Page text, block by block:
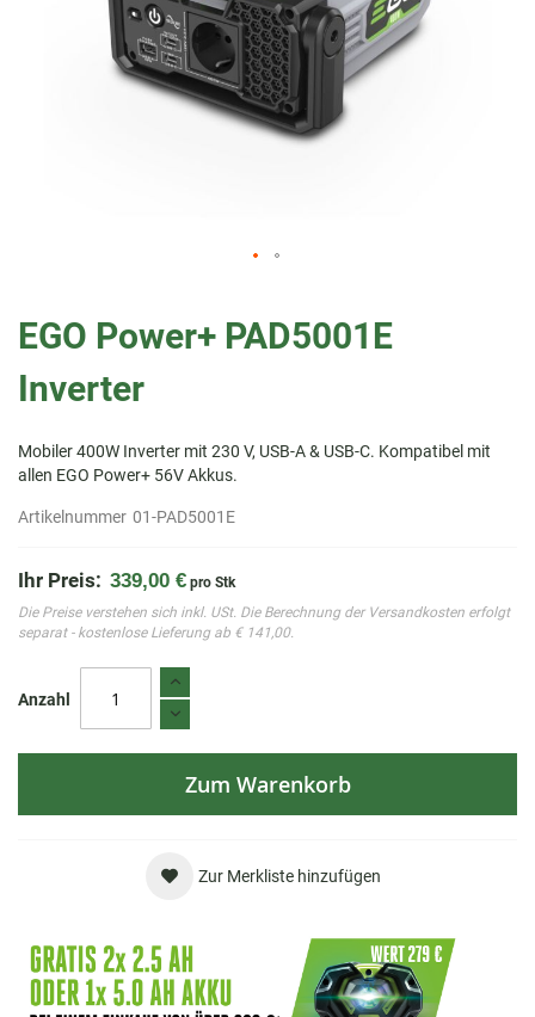
der
springen
EGO Power+ PAD5001E
Inverter
Mobiler 400W Inverter mit 230 V, USB-A & USB-C. Kompatibel mit
allen EGO Power+ 56V Akkus.
Artikelnummer 01-PAD5001E
Ihr Preis: 339,00 € pro Stk
Die Preise verstehen sich inkl. USt. Die Berechnung der Versandkosten erfolgt
separat - kostenlose Lieferung ab € 141,00.
Anzahl
Zum Warenkorb
Zur Merkliste hinzufügen